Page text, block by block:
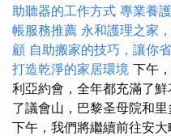
助聽器的工作方式 專業養
帳服務推薦 永和護理之家
顧 自助搬家的技巧，讓你
打造乾淨的家居環境 下午
利亞約會，全年都充滿了
了議會山，巴黎圣母院和里
下午，我們將繼續前往安